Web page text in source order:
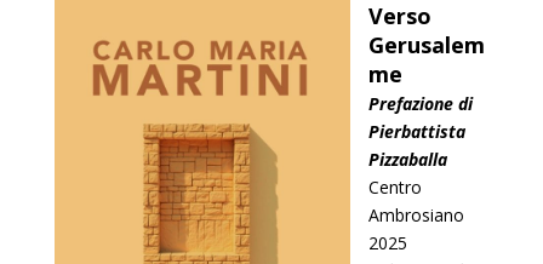
Verso
Gerusalem
me
Prefazione di
Pierbattista
Pizzaballa
Centro
Ambrosiano
2025